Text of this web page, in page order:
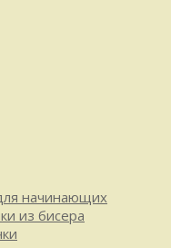
начинающих
из бисера